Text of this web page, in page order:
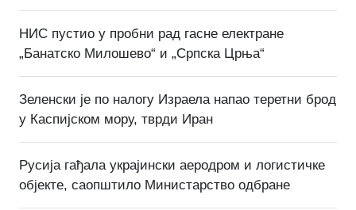
НИС пустио у пробни рад гасне електране
„Банатско Милошево“ и „Српска Црња“
Зеленски је по налогу Израела напао теретни брод
у Каспијском мору, тврди Иран
Русија гађала украјински аеродром и логистичке
објекте, саопштило Министарство одбране